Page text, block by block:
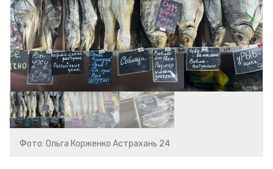
Фото: Ольга Корженко Астрахань 24